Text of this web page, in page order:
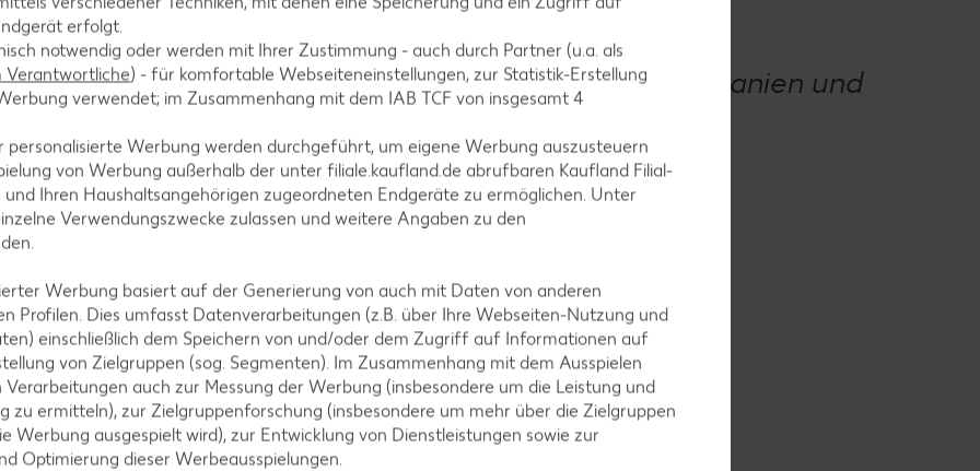
Deutschland vor allem in Frankreich, Italien, Spanien und
sind die Unterschiede?
Weine, die mit Kohlensäure versetzt sind, werden als Perl- oder
Kohlensäure. Diese darf auch nachträglich zugefügt werden. Beim
während der zweiten Gärung, er sprudelt und prickelt beim
über die bekanntesten Perl- und Schaumweine – und wie sie
erfolgt.
notwendig oder werden mit Ihrer Zustimmung - auch durch Partner (u.a. als
Verantwortliche) - für komfortable Webseiteneinstellungen, zur Statistik-Erstellung
verwendet; im Zusammenhang mit dem IAB TCF von insgesamt4
Werbung werden durchgeführt, um eigene Werbung auszusteuern
von Werbung außerhalb der unter filiale.kaufland.de abrufbaren Kaufland Filial-
Ihren Haushaltsangehörigen zugeordneten Endgeräte zu ermöglichen. Unter
Verwendungszwecke zulassen und weitere Angaben zu den
Werbung basiert auf der Generierung von auch mit Daten von anderen
Profilen. Dies umfasst Datenverarbeitungen (z.B. über Ihre Webseiten-Nutzung und
einschließlich dem Speichern von und/oder dem Zugriff auf Informationen auf
von Zielgruppen (sog. Segmenten). Im Zusammenhang mit dem Ausspielen
auch zur Messung der Werbung (insbesondere um die Leistung und
zu ermitteln), zur Zielgruppenforschung (insbesondere um mehr über die Zielgruppen
Werbung ausgespielt wird), zur Entwicklung von Dienstleistungen sowie zur
Optimierung dieser Werbeausspielungen.